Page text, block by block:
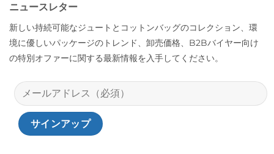
ニュースレター
新しい持続可能なジュートとコットンバッグのコレクション、環
境に優しいパッケージのトレンド、卸売価格、B2Bバイヤー向け
の特別オファーに関する最新情報を入手してください。